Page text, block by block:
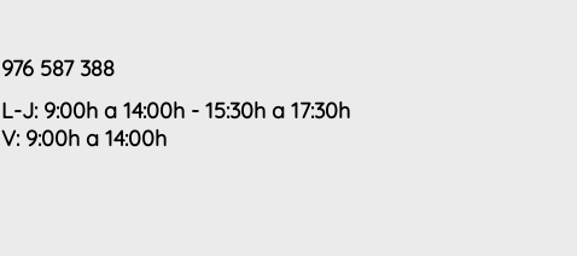
976 587 388
L-J: 9:00h a 14:00h - 15:30h a 17:30h
V: 9:00h a 14:00h